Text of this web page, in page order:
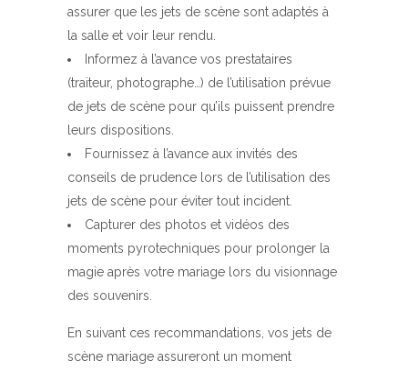
assurer que les jets de scène sont adaptés à
la salle et voir leur rendu.
Informez à l’avance vos prestataires
(traiteur, photographe…) de l’utilisation prévue
de jets de scène pour qu’ils puissent prendre
leurs dispositions.
Fournissez à l’avance aux invités des
conseils de prudence lors de l’utilisation des
jets de scène pour éviter tout incident.
Capturer des photos et vidéos des
moments pyrotechniques pour prolonger la
magie après votre mariage lors du visionnage
des souvenirs.
En suivant ces recommandations, vos jets de
scène mariage assureront un moment